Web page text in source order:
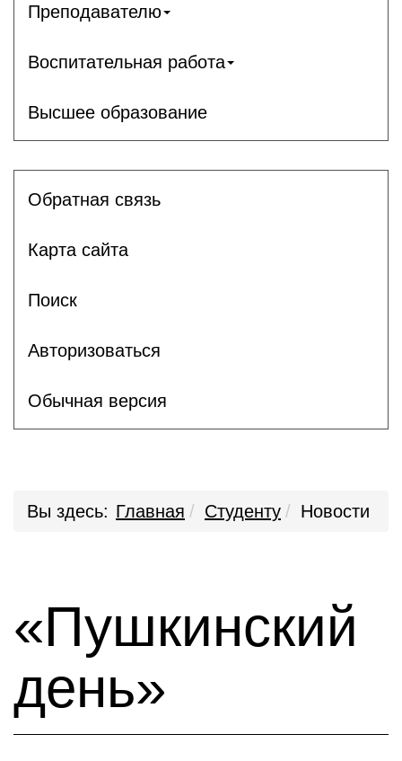
Преподавателю
Воспитательная работа
Высшее образование
Обратная связь
Карта сайта
Поиск
Авторизоваться
Обычная версия
Вы здесь: Главная Студенту Новости
«Пушкинский
день»